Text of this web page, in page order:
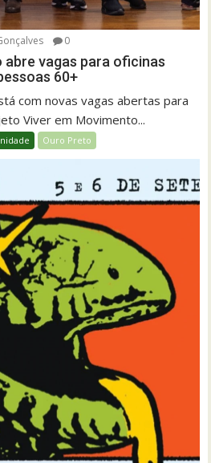
0
abre vagas para oficinas
60+
com novas vagas abertas para
Viver em Movimento...
Ouro Preto